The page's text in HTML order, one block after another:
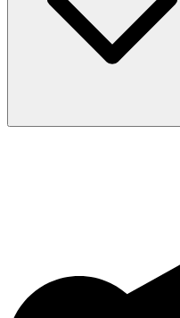
Madagaskar hat zu seinem
beigetragen. Über die
vieler mit ihren liebenswerten
bezaubernden Aussehen
weltweit geschätzt und ist für
und liebevolle Natur bekannt.
Familienhaustiere und
sie zu einer beliebten Wahl